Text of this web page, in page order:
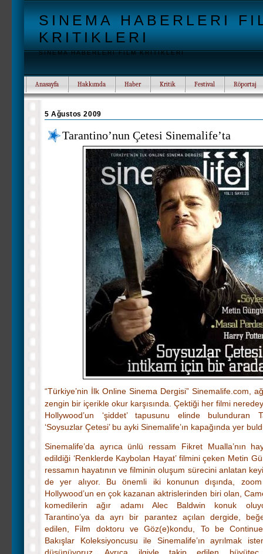
SINEMA HABERLERI
KRITIKLERI
SINEMA HABERLERI FILM KRITIKLERI
Anasayfa Hakkımda Haber Kritik Festival Röportaj
5 Ağustos 2009
Tarantino’nun Çetesi Sinemalife’ta
“Türkiye’nin İlk Online Sinema Dergisi” Sinemalife.com,
zengin bir içerikle okur karşısında. Çektiği her filmi
Hollywood’un ‘şiddet’ tapusunu elinde bulunduran
‘Soysuzlar Çetesi’ bu ayki Sinemalife’ın kapağında yer
Sinemalife’da ayrıca ünlü ressam Fikret Mualla’nın
edildiği ‘Renklerde Kaybolan Hayat’ filmini çeken Metin
ressamın hayatının ve filminin oluşum sürecini anlatan
de yer alıyor. Bu önemli iki konunun dışında, zoom
Hollywood’un en çok kazanan aktrislerinden biri olan,
komedilerin ağır adamı Alec Baldwin konuk
Tarantino’ya da ayrı bir parantez açılan dergide,
edilen, Film doktoru ve Göz(e)kondu, To be
Bakışlar Koleksiyoncusu ile Sinemalife’ın ayrılmak
düşünüyoruz. Ayrıca ilgiyle takip edilen büyüteç